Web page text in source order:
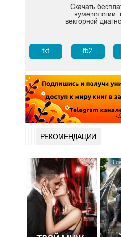
Скачать
нумерологии:
векторной
txt fb2
РЕКОМЕНДАЦИИ